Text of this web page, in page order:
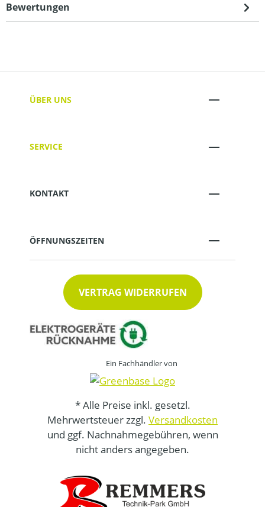
Bewertungen
ÜBER UNS
SERVICE
KONTAKT
ÖFFNUNGSZEITEN
VERTRAG WIDERRUFEN
Ein Fachhändler von
* Alle Preise inkl. gesetzl.
Mehrwertsteuer zzgl. Versandkosten
und ggf. Nachnahmegebühren, wenn
nicht anders angegeben.